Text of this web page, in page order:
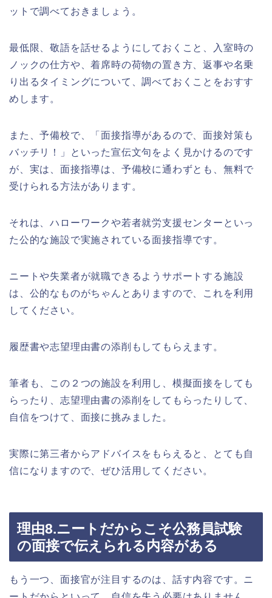
ットで調べておきましょう。
最低限、敬語を話せるようにしておくこと、入室時の
ノックの仕方や、着席時の荷物の置き方、返事や名乗
り出るタイミングについて、調べておくことをおすす
めします。
また、予備校で、「面接指導があるので、面接対策も
バッチリ！」といった宣伝文句をよく見かけるのです
が、実は、面接指導は、予備校に通わずとも、無料で
受けられる方法があります。
それは、ハローワークや若者就労支援センターといっ
た公的な施設で実施されている面接指導です。
ニートや失業者が就職できるようサポートする施設
は、公的なものがちゃんとありますので、これを利用
してください。
履歴書や志望理由書の添削もしてもらえます。
筆者も、この２つの施設を利用し、模擬面接をしても
らったり、志望理由書の添削をしてもらったりして、
自信をつけて、面接に挑みました。
実際に第三者からアドバイスをもらえると、とても自
信になりますので、ぜひ活用してください。
理由8.ニートだからこそ公務員試験
の面接で伝えられる内容がある
もう一つ、面接官が注目するのは、話す内容です。ニ